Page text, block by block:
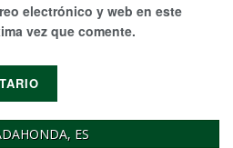
electrónico y web en este
vez que comente.
ES